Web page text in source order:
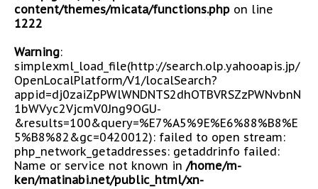
content/themes/micata/functions.php on line
1222
Warning:
simplexml_load_file(http://search.olp.yahooapis.jp/
OpenLocalPlatform/V1/localSearch?
appid=dj0zaiZpPWlWNDNTS2dhOTBVRSZzPWNvbnN
1bWVyc2VjcmV0Jng9OGU-
&results=100&query=%E7%A5%9E%E6%88%B8%E
5%B8%82&gc=0420012): failed to open stream:
php_network_getaddresses: getaddrinfo failed:
Name or service not known in /home/m-
ken/matinabi.net/public_html/xn-